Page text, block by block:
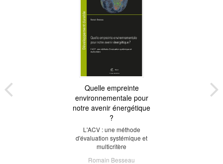
Quelle empreinte
environnementale pour
notre avenir énergétique
?
L'ACV : une méthode
d'évaluation systémique et
multicritère
Romain Besseau